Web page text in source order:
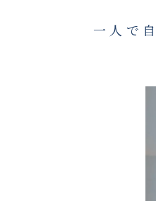
一人で